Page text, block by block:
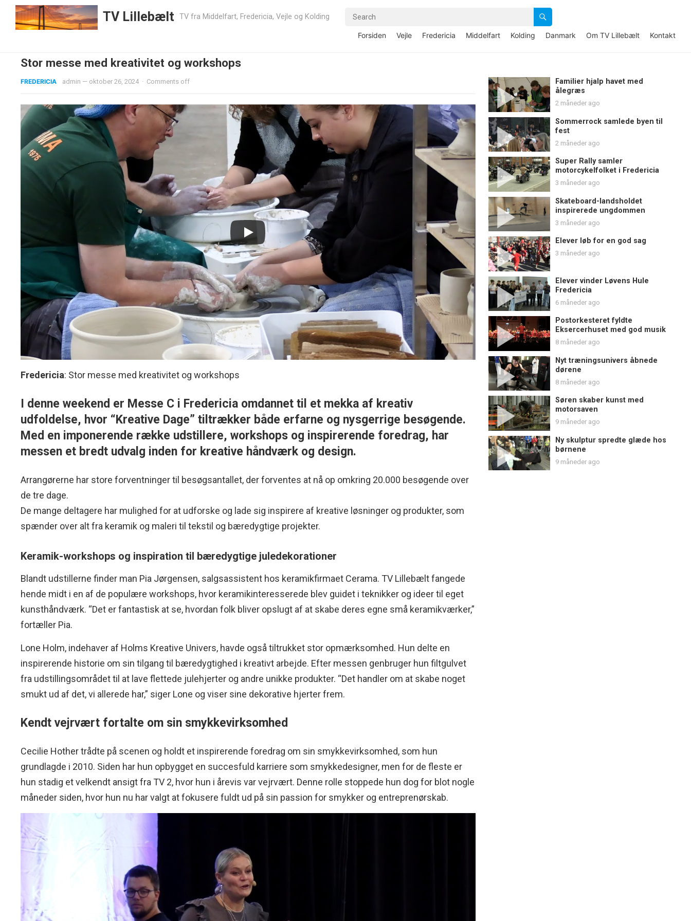
TV Lillebælt TV fra Middelfart, Fredericia, Vejle og Kolding
Forsiden Vejle Fredericia Middelfart Kolding Danmark Om TV Lillebælt Kontakt
Stor messe med kreativitet og workshops
FREDERICIA admin — oktober 26, 2024 · Comments off
Fredericia: Stor messe med kreativitet og workshops
I denne weekend er Messe C i Fredericia omdannet til et mekka af kreativ
udfoldelse, hvor “Kreative Dage” tiltrækker både erfarne og nysgerrige besøgende.
Med en imponerende række udstillere, workshops og inspirerende foredrag, har
messen et bredt udvalg inden for kreative håndværk og design.
Arrangørerne har store forventninger til besøgsantallet, der forventes at nå op omkring 20.000 besøgende over
de tre dage.
De mange deltagere har mulighed for at udforske og lade sig inspirere af kreative løsninger og produkter, som
spænder over alt fra keramik og maleri til tekstil og bæredygtige projekter.
Keramik-workshops og inspiration til bæredygtige juledekorationer
Blandt udstillerne finder man Pia Jørgensen, salgsassistent hos keramikfirmaet Cerama. TV Lillebælt fangede
hende midt i en af de populære workshops, hvor keramikinteresserede blev guidet i teknikker og ideer til eget
kunsthåndværk. “Det er fantastisk at se, hvordan folk bliver opslugt af at skabe deres egne små keramikværker,”
fortæller Pia.
Lone Holm, indehaver af Holms Kreative Univers, havde også tiltrukket stor opmærksomhed. Hun delte en
inspirerende historie om sin tilgang til bæredygtighed i kreativt arbejde. Efter messen genbruger hun filtgulvet
fra udstillingsområdet til at lave flettede julehjerter og andre unikke produkter. “Det handler om at skabe noget
smukt ud af det, vi allerede har,” siger Lone og viser sine dekorative hjerter frem.
Kendt vejrvært fortalte om sin smykkevirksomhed
Cecilie Hother trådte på scenen og holdt et inspirerende foredrag om sin smykkevirksomhed, som hun
grundlagde i 2010. Siden har hun opbygget en succesfuld karriere som smykkedesigner, men for de fleste er
hun stadig et velkendt ansigt fra TV 2, hvor hun i årevis var vejrvært. Denne rolle stoppede hun dog for blot nogle
måneder siden, hvor hun nu har valgt at fokusere fuldt ud på sin passion for smykker og entreprenørskab.
Familier hjalp havet med
ålegræs
2 måneder ago
Sommerrock samlede byen til
fest
2 måneder ago
Super Rally samler
motorcykelfolket i Fredericia
3 måneder ago
Skateboard-landsholdet
inspirerede ungdommen
3 måneder ago
Elever løb for en god sag
3 måneder ago
Elever vinder Løvens Hule
Fredericia
6 måneder ago
Postorkesteret fyldte
Eksercerhuset med god musik
8 måneder ago
Nyt træningsunivers åbnede
dørene
8 måneder ago
Søren skaber kunst med
motorsaven
9 måneder ago
Ny skulptur spredte glæde hos
børnene
9 måneder ago